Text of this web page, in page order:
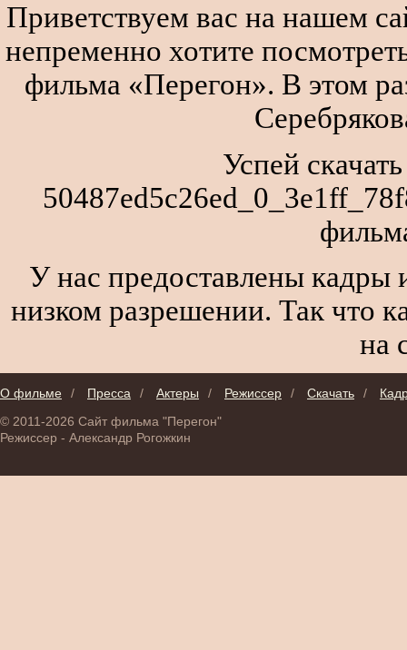
Приветствуем вас на нашем
непременно хотите
фильма «Перегон». В этом
Успей
У нас предоставлены кадры
низком разрешении. Так что
на
О фильме / Пресса / Актеры / Режиссер / Скачать /
© 2011-2026 Сайт фильма "Перегон"
Режиссер - Александр Рогожкин